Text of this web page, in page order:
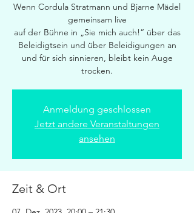
Wenn Cordula Stratmann und Bjarne Mädel
gemeinsam live
auf der Bühne in „Sie mich auch!“ über das
Beleidigtsein und über Beleidigungen an
und für sich sinnieren, bleibt kein Auge
trocken.
Anmeldung geschlossen
Jetzt andere Veranstaltungen
ansehen
Zeit & Ort